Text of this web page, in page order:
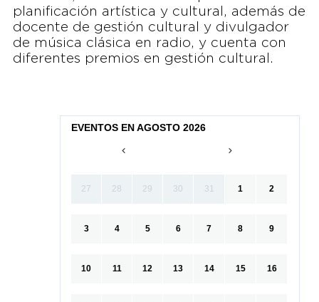
planificación artística y cultural, además de
docente de gestión cultural y divulgador
de música clásica en radio, y cuenta con
diferentes premios en gestión cultural.
EVENTOS EN AGOSTO 2026
27 28 29 30 31 1 2
3 4 5 6 7 8 9
10 11 12 13 14 15 16